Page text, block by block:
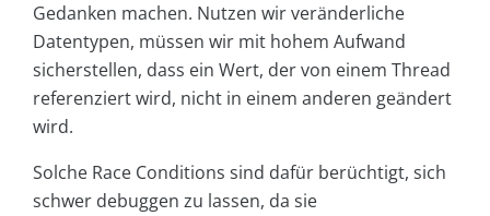
Gedanken machen. Nutzen wir veränderliche
Datentypen, müssen wir mit hohem Aufwand
sicherstellen, dass ein Wert, der von einem Thread
referenziert wird, nicht in einem anderen geändert
wird.
Solche Race Conditions sind dafür berüchtigt, sich
schwer debuggen zu lassen, da sie